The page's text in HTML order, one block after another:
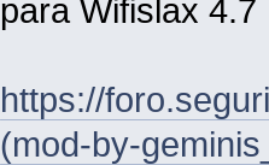
para Wifislax 4.7
https://
(mod-by-